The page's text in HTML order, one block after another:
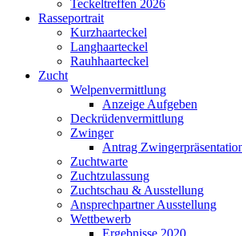
Teckeltreffen 2026
Rasseportrait
Kurzhaarteckel
Langhaarteckel
Rauhhaarteckel
Zucht
Welpenvermittlung
Anzeige Aufgeben
Deckrüdenvermittlung
Zwinger
Antrag
Zuchtwarte
Zuchtzulassung
Zuchtschau & Ausstellung
Ansprechpartner Ausstellung
Wettbewerb
Ergebnisse 2020